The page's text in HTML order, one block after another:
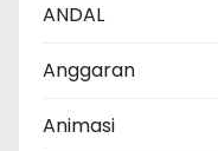
ANDAL
Anggaran
Animasi